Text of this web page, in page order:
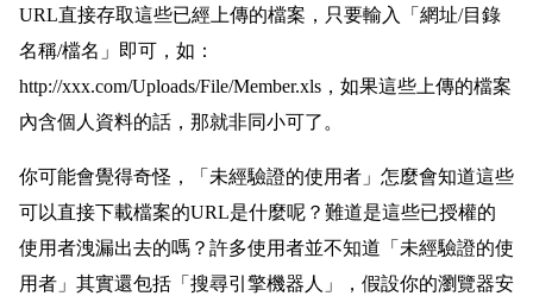
URL直接存取這些已經上傳的檔案，只要輸入「網址/目錄
名稱/檔名」即可，如：
http://xxx.com/Uploads/File/Member.xls，如果這些上傳的檔案
內含個人資料的話，那就非同小可了。
你可能會覺得奇怪，「未經驗證的使用者」怎麼會知道這些
可以直接下載檔案的URL是什麼呢？難道是這些已授權的
使用者洩漏出去的嗎？許多使用者並不知道「未經驗證的使
用者」其實還包括「搜尋引擎機器人」，假設你的瀏覽器安